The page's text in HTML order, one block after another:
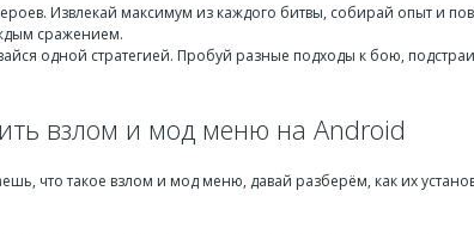
Извлекай максимум из каждого битвы, собирай опыт и
сражением.
одной стратегией. Пробуй разные подходы к бою,
взлом и мод меню на Android
что такое взлом и мод меню, давай разберём, как их